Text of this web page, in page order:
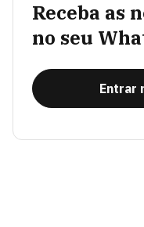
Receba as
no seu
Entrar